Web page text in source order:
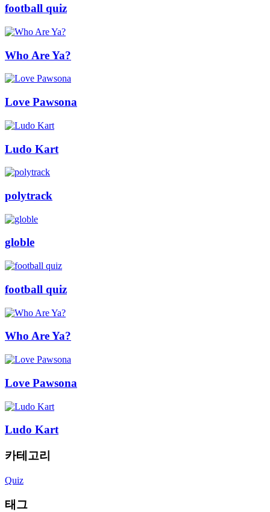
football quiz
Who Are Ya?
Love Pawsona
Ludo Kart
polytrack
globle
football quiz
Who Are Ya?
Love Pawsona
Ludo Kart
카테고리
Quiz
태그